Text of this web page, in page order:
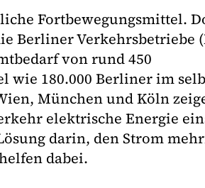
Fortbewegungsmittel.
Berliner Verkehrsbetriebe
von rund 450
wie 180.000 Berliner im
München und Köln
elektrische Energie
darin, den Strom
dabei.